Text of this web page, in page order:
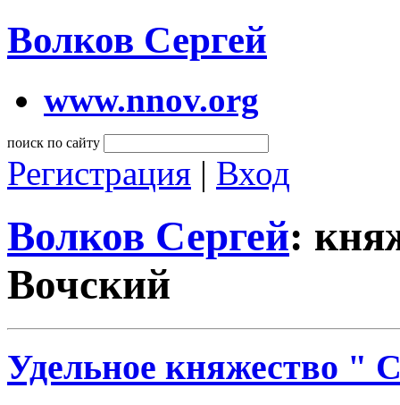
Волков Сергей
www.nnov.org
поиск по сайту
Регистрация | Вход
Волков Сергей:
Вочский
Удельное княжество "